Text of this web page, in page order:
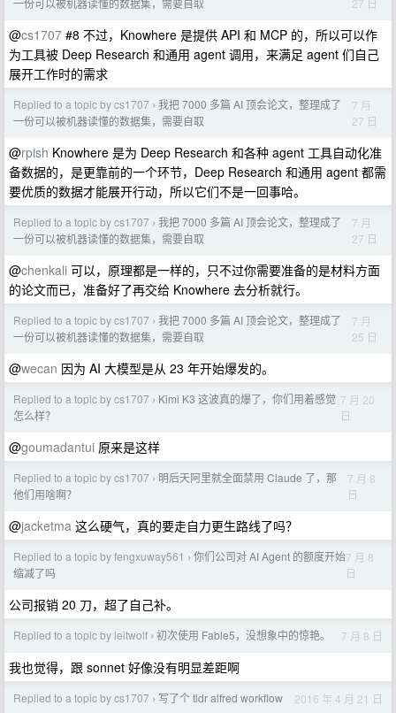
一份可以被机器读懂的数据集，需要自取
@cs1707 #8 不过，Knowhere 是提供 API 和 MCP 的，所以可以作
为工具被 Deep Research 和通用 agent 调用，来满足 agent 们自己
展开工作时的需求
Replied to a topic by cs1707 › 我把 7000 多篇 AI 顶会论文，整理成了
一份可以被机器读懂的数据集，需要自取
7 月
27 日
@rpish Knowhere 是为 Deep Research 和各种 agent 工具自动化准
备数据的，是更靠前的一个环节，Deep Research 和通用 agent 都需
要优质的数据才能展开行动，所以它们不是一回事哈。
Replied to a topic by cs1707 › 我把 7000 多篇 AI 顶会论文，整理成了
一份可以被机器读懂的数据集，需要自取
7 月
27 日
@chenkali 可以，原理都是一样的，只不过你需要准备的是材料方面
的论文而已，准备好了再交给 Knowhere 去分析就行。
Replied to a topic by cs1707 › 我把 7000 多篇 AI 顶会论文，整理成了
一份可以被机器读懂的数据集，需要自取
7 月
25 日
@wecan 因为 AI 大模型是从 23 年开始爆发的。
Replied to a topic by cs1707 › Kimi K3 这波真的爆了，你们用着感觉
怎么样？
7 月 20
日
@goumadantui 原来是这样
Replied to a topic by cs1707 › 明后天阿里就全面禁用 Claude 了，那
他们用啥啊？
7 月 8
日
@jacketma 这么硬气，真的要走自力更生路线了吗？
Replied to a topic by fengxuway561 › 你们公司对 AI Agent 的额度开始
缩减了吗
7 月 8
日
公司报销 20 刀，超了自己补。
Replied to a topic by leitwolf › 初次使用 Fable5，没想象中的惊艳。 7 月 8 日
我也觉得，跟 sonnet 好像没有明显差距啊
Replied to a topic by cs1707 › 写了个 tldr alfred workflow 2016 年 4 月 21 日